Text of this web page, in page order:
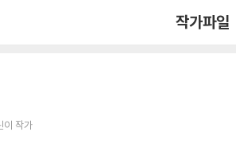
작가파일
이 작가